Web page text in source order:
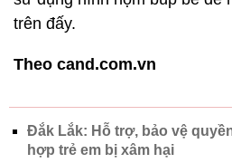
trên đấy.
Theo cand.com.vn
Đắk Lắk: Hỗ trợ, bảo vệ
hợp trẻ em bị xâm hại